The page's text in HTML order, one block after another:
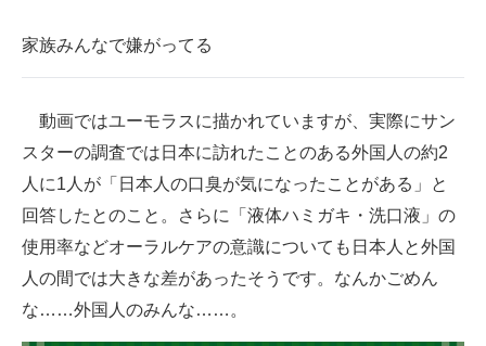
家族みんなで嫌がってる
動画ではユーモラスに描かれていますが、実際にサン
スターの調査では日本に訪れたことのある外国人の約2
人に1人が「日本人の口臭が気になったことがある」と
回答したとのこと。さらに「液体ハミガキ・洗口液」の
使用率などオーラルケアの意識についても日本人と外国
人の間では大きな差があったそうです。なんかごめん
な……外国人のみんな……。